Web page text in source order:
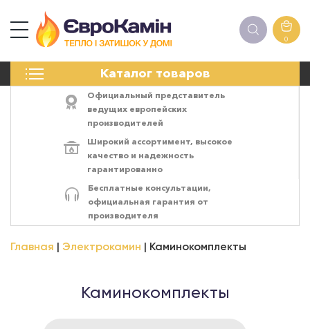
0
Каталог товаров
ПЕЧИ
ЭЛЕКТРОКАМИН
АКСЕССУАРЫ
ЭНЕРГОСИСТЕМЫ
Официальный представитель
ведущих европейских
производителей
Широкий ассортимент, высокое
качество и надежность
гарантированно
Бесплатные консультации,
официальная гарантия от
производителя
Главная Электрокамин Каминокомплекты
Каминокомплекты